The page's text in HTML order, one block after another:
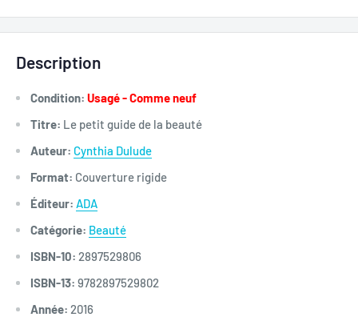
Description
Condition: Usagé - Comme neuf
Titre: Le petit guide de la beauté
Auteur: Cynthia Dulude
Format: Couverture rigide
Éditeur: ADA
Catégorie: Beauté
ISBN-10: 2897529806
ISBN-13: 9782897529802
Année: 2016